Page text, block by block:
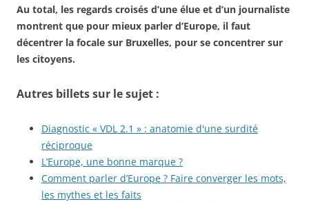
Au total, les regards croisés d’une élue et d’un journaliste
montrent que pour mieux parler d’Europe, il faut
décentrer la focale sur Bruxelles, pour se concentrer sur
les citoyens.
Autres billets sur le sujet :
Diagnostic « VDL 2.1 » : anatomie d'une surdité
réciproque
L’Europe, une bonne marque ?
Comment parler d’Europe ? Faire converger les mots,
les mythes et les faits